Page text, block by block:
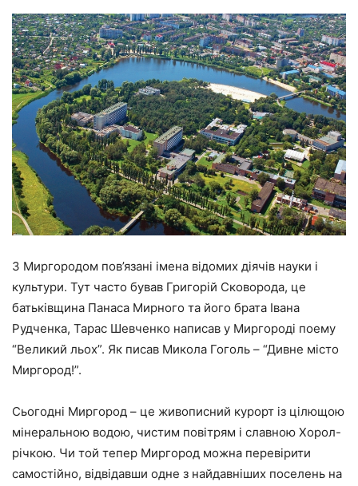
З Миргородом пов’язані імена відомих діячів науки і
культури. Тут часто бував Григорій Сковорода, це
батьківщина Панаса Мирного та його брата Івана
Рудченка, Тарас Шевченко написав у Миргороді поему
“Великий льох”. Як писав Микола Гоголь – “Дивне місто
Миргород!”.
Сьогодні Миргород – це живописний курорт із цілющою
мінеральною водою, чистим повітрям і славною Хорол-
річкою. Чи той тепер Миргород можна перевірити
самостійно, відвідавши одне з найдавніших поселень на